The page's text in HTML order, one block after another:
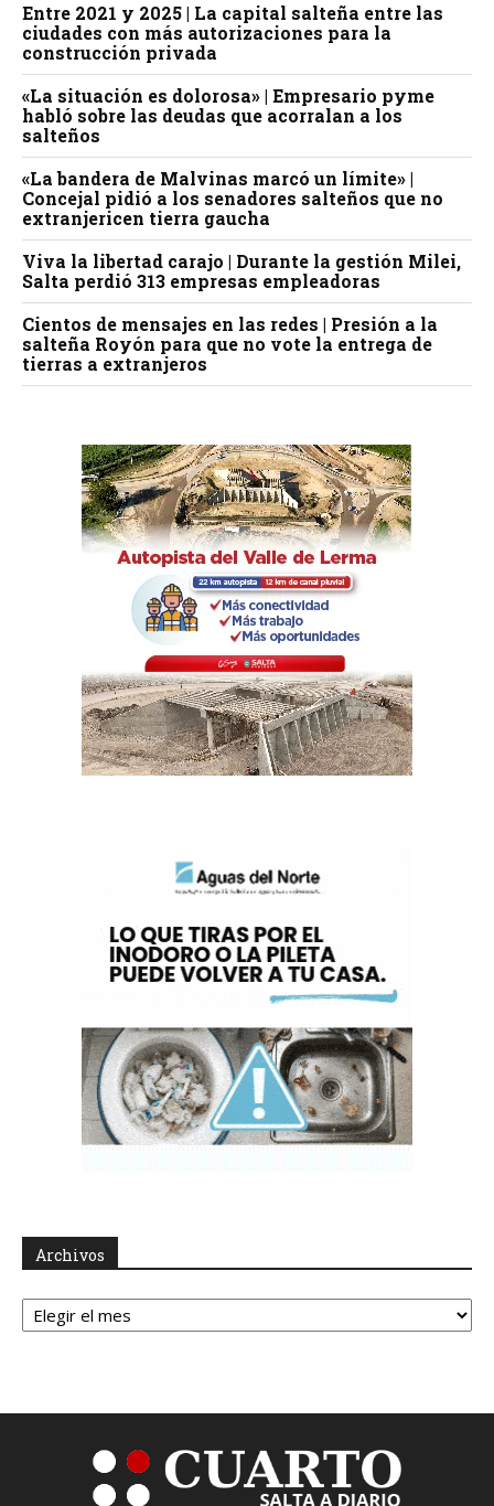
Entre 2021 y 2025 | La capital salteña entre las
ciudades con más autorizaciones para la
construcción privada
«La situación es dolorosa» | Empresario pyme
habló sobre las deudas que acorralan a los
salteños
«La bandera de Malvinas marcó un límite» |
Concejal pidió a los senadores salteños que no
extranjericen tierra gaucha
Viva la libertad carajo | Durante la gestión Milei,
Salta perdió 313 empresas empleadoras
Cientos de mensajes en las redes | Presión a la
salteña Royón para que no vote la entrega de
tierras a extranjeros
Archivos
Archivos